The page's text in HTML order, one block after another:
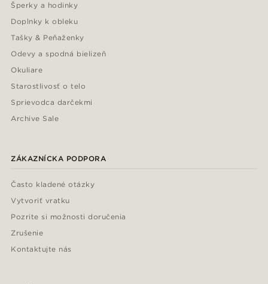
Šperky a hodinky
Doplnky k obleku
Tašky & Peňaženky
Odevy a spodná bielizeň
Okuliare
Starostlivosť o telo
Sprievodca darčekmi
Archive Sale
ZÁKAZNÍCKA PODPORA
Často kladené otázky
Vytvoriť vratku
Pozrite si možnosti doručenia
Zrušenie
Kontaktujte nás